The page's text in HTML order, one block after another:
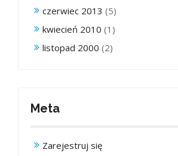
czerwiec 2013 (5)
kwiecień 2010 (1)
listopad 2000 (2)
Meta
Zarejestruj się